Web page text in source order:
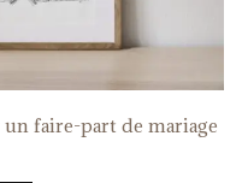
faire-part de mariage